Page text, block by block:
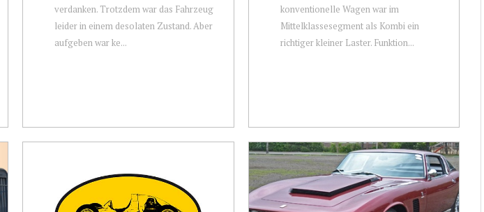
verdanken. Trotzdem war das Fahrzeug
leider in einem desolaten Zustand. Aber
aufgeben war ke...
konventionelle Wagen war im
Mittelklassesegment als Kombi ein
richtiger kleiner Laster. Funktion...